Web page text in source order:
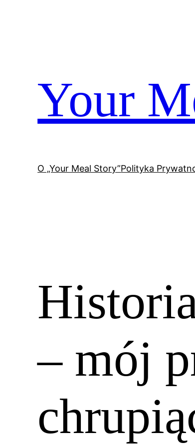
Your
O „Your Meal Story”Polityka
– mój